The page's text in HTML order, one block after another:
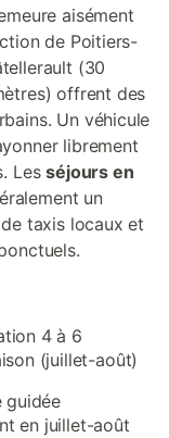
aisément
de Poitiers-
(30
offrent des
Un véhicule
librement
Lesséjours en
un
taxis locaux et
4 à 6
(juillet-août)
guidée
en juillet-août